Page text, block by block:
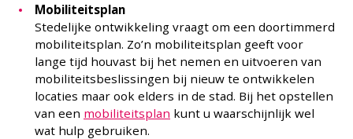
Mobiliteitsplan
Stedelijke ontwikkeling vraagt om een doortimmerd
mobiliteitsplan. Zo’n mobiliteitsplan geeft voor
lange tijd houvast bij het nemen en uitvoeren van
mobiliteitsbeslissingen bij nieuw te ontwikkelen
locaties maar ook elders in de stad. Bij het opstellen
van een mobiliteitsplan kunt u waarschijnlijk wel
wat hulp gebruiken.